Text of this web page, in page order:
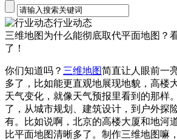
行业动态
三维地图为什么能彻底取代平面地图？
了！
你们知道吗？ 三维地图简直让人眼前一
多了，比如能更直观地展现地貌，高楼
天气变化，就像天气预报里看到的那样
了，从城市规划、建筑设计，到户外探
有。比如说啊，北京的高楼大厦和地河
比平面地图清晰多了。制作三维地图嘛